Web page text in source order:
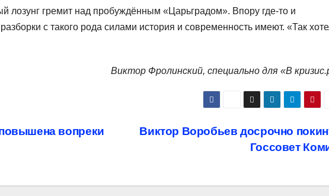
лозунг гремит над пробуждённым «Царьградом». Впору где-то и
с такого рода силами история и современность имеют. «Так
Виктор Фролинский, специально для «В
Виктор Воробьев досрочно
Госсовет
вопреки